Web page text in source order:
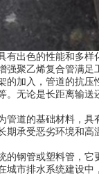
出色的性能和多
聚乙烯复合管满足
加入，管道的抗
无论是长距离输
道的基础材料，
承受恶劣环境和
钢管或塑料管，
市排水系统建设